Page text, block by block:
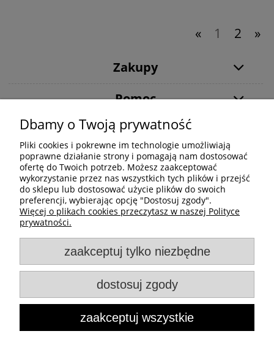
« 1 2 »
Zakupy
Pomoc
Moje konto
Informacje
Produkty marki BAKERMANN - Produkcja/Dystrybucja: Inox
Company Michał Liber | Osiedle Centrum D 3/1, 31-932
Kraków | NIP: 8161568158 | REGON: 365562070
Email:biuro@bakermann.eu| Telefon:665 518 808
Ta witryna jest chroniona przez reCAPTCHA i obowiązują
prywatnościorazWarunki korzystania z usługGoogle.
Dbamy o Twoją prywatność
Pliki cookies i pokrewne im technologie umożliwiają
poprawne działanie strony i pomagają nam dostosować
ofertę do Twoich potrzeb. Możesz zaakceptować
wykorzystanie przez nas wszystkich tych plików i przejść
do sklepu lub dostosować użycie plików do swoich
preferencji, wybierając opcję "Dostosuj zgody".
Więcej o plikach cookies przeczytasz w naszej Polityce
prywatności.
zaakceptuj tylko niezbędne
dostosuj zgody
zaakceptuj wszystkie